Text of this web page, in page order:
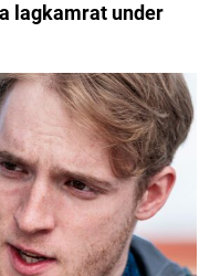
lagkamrat under